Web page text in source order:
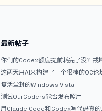
最新帖子
你们的Codex额度提前耗完了没？戒
反应如何？
这两天用AI来构建了一个很棒的OC论
精华区
复活尘封的Windows Vista
测试OurCoders能否发布照片
用Claude Code和Codex写代码真的